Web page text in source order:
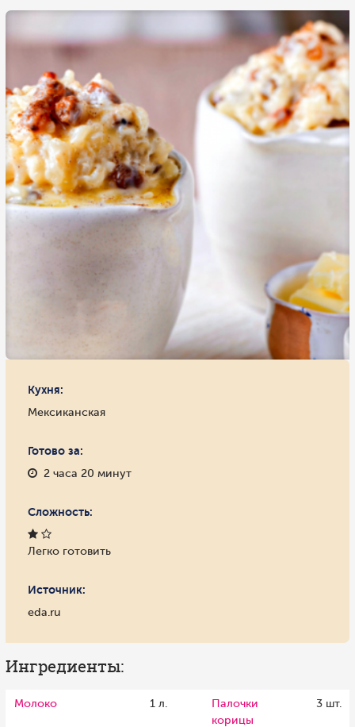
Кухня:
Мексиканская
Готово за:
2 часа 20 минут
Сложность:
Легко готовить
Источник:
eda.ru
Ингредиенты:
Молоко 1 л.
Палочки
корицы
3 шт.